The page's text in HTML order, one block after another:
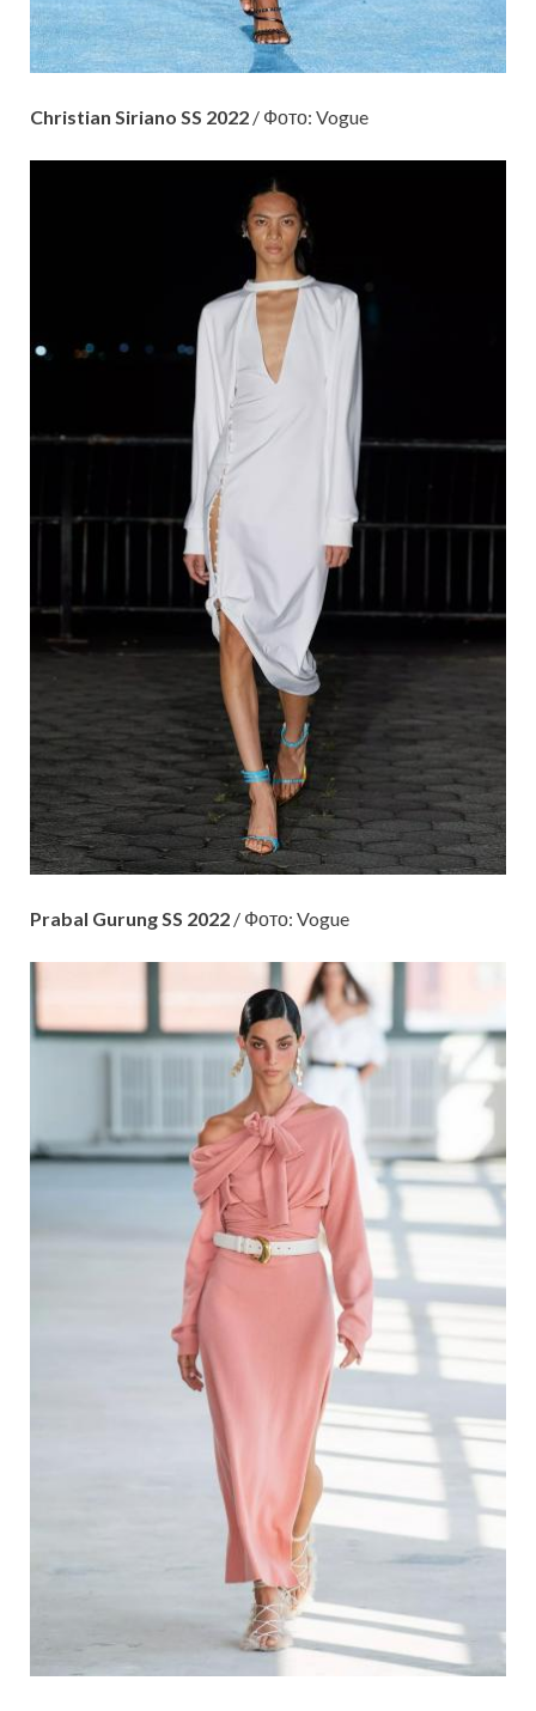
Christian Siriano SS 2022 / Фото: Vogue
Prabal Gurung SS 2022 / Фото: Vogue